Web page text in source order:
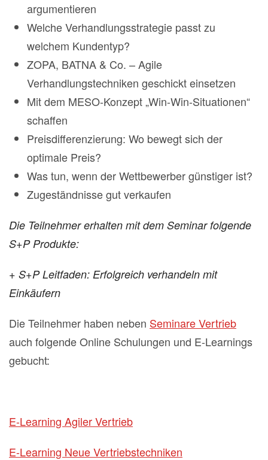
argumentieren
Welche Verhandlungsstrategie passt zu
welchem Kundentyp?
ZOPA, BATNA & Co. – Agile
Verhandlungstechniken geschickt einsetzen
Mit dem MESO-Konzept „Win-Win-Situationen“
schaffen
Preisdifferenzierung: Wo bewegt sich der
optimale Preis?
Was tun, wenn der Wettbewerber günstiger ist?
Zugeständnisse gut verkaufen
Die Teilnehmer erhalten mit dem Seminar folgende
S+P Produkte:
+ S+P Leitfaden: Erfolgreich verhandeln mit
Einkäufern
Die Teilnehmer haben neben Seminare Vertrieb
auch folgende Online Schulungen und E-Learnings
gebucht:
E-Learning Agiler Vertrieb
E-Learning Neue Vertriebstechniken